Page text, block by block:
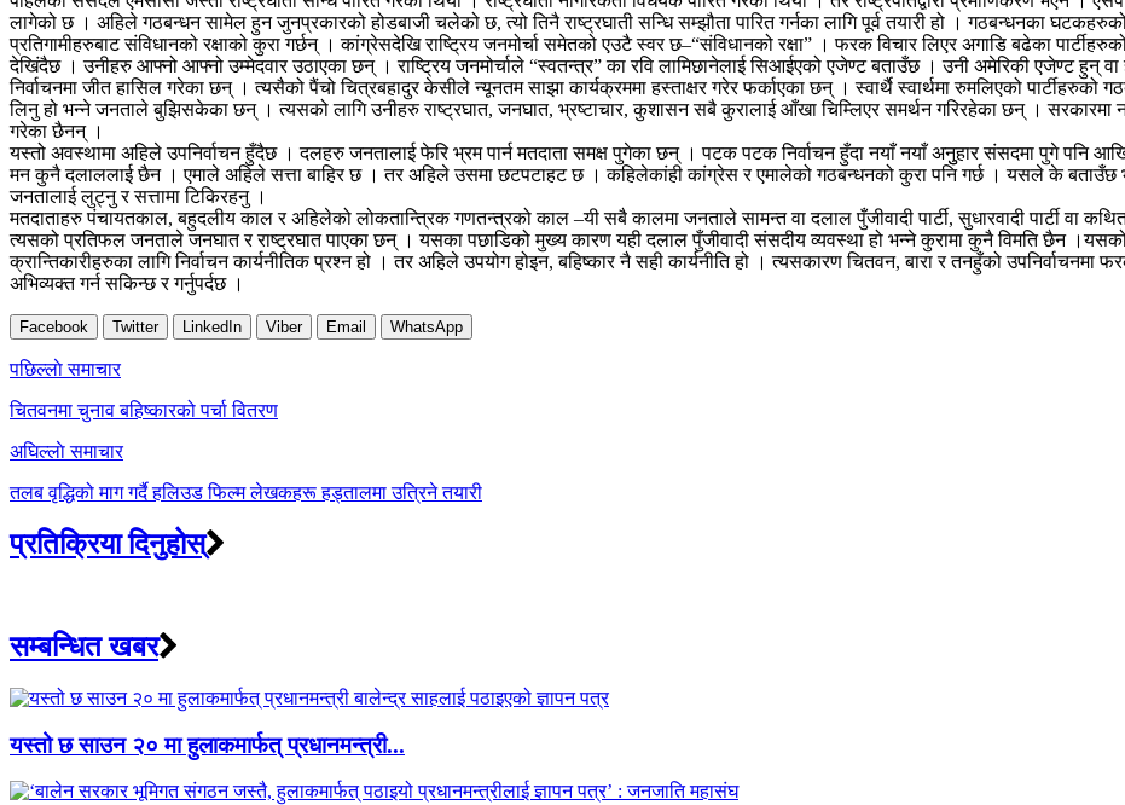
लागेको छ । अहिले गठबन्धन सामेल हुन जुनप्रकारको होडबाजी चलेको छ, त्यो तिनै राष्ट्रघाती सन्धि सम्झौता पारित गर्नका लागि पूर्व तयारी हो । गठबन्धनका
प्रतिगामीहरुबाट संविधानको रक्षाको कुरा गर्छन् । कांग्रेसदेखि राष्ट्रिय जनमोर्चा समेतको एउटै स्वर छ–“संविधानको रक्षा” । फरक विचार लिएर अगाडि बढेका
देखिंदैछ । उनीहरु आफ्नो आफ्नो उम्मेदवार उठाएका छन् । राष्ट्रिय जनमोर्चाले “स्वतन्त्र” का रवि लामिछानेलाई सिआईएको एजेण्ट बताउँछ । उनी अमेरिकी एजेण्ट हुन्
निर्वाचनमा जीत हासिल गरेका छन् । त्यसैको पैंचो चित्रबहादुर केसीले न्यूनतम साझा कार्यक्रममा हस्ताक्षर गरेर फर्काएका छन् । स्वार्थै स्वार्थमा रुमलिएको पार्टीहरुको
लिनु हो भन्ने जनताले बुझिसकेका छन् । त्यसको लागि उनीहरु राष्ट्रघात, जनघात, भ्रष्टाचार, कुशासन सबै कुरालाई आँखा चिम्लिएर समर्थन गरिरहेका छन् । सरकारमा
गरेका छैनन् ।
यस्तो अवस्थामा अहिले उपनिर्वाचन हुँदैछ । दलहरु जनतालाई फेरि भ्रम पार्न मतदाता समक्ष पुगेका छन् । पटक पटक निर्वाचन हुँदा नयाँ नयाँ अनुुहार संसदमा पुगे पनि
मन कुनै दलाललाई छैन । एमाले अहिले सत्ता बाहिर छ । तर अहिले उसमा छटपटाहट छ । कहिलेकांही कांग्रेस र एमालेको गठबन्धनको कुरा पनि गर्छ । यसले के बताउँछ
जनतालाई लुट्नु र सत्तामा टिकिरहनु ।
मतदाताहरु पंचायतकाल, बहुदलीय काल र अहिलेको लोकतान्त्रिक गणतन्त्रको काल –यी सबै कालमा जनताले सामन्त वा दलाल पुँजीवादी पार्टी, सुधारवादी पार्टी वा
त्यसको प्रतिफल जनताले जनघात र राष्ट्रघात पाएका छन् । यसका पछाडिको मुख्य कारण यही दलाल पुँजीवादी संसदीय व्यवस्था हो भन्ने कुरामा कुनै विमति छैन
क्रान्तिकारीहरुका लागि निर्वाचन कार्यनीतिक प्रश्न हो । तर अहिले उपयोग होइन, बहिष्कार नै सही कार्यनीति हो । त्यसकारण चितवन, बारा र तनहुँको उपनिर्वाचनमा
अभिव्यक्त गर्न सकिन्छ र गर्नुपर्दछ ।
Facebook Twitter LinkedIn Viber Email WhatsApp
Post
navigation
पछिल्लाे समाचार
चितवनमा चुनाव बहिष्कारको पर्चा वितरण
अघिल्लाे समाचार
तलब वृद्धिको माग गर्दै हलिउड फिल्म लेखकहरू हड्तालमा उत्रिने तयारी
प्रतिक्रिया दिनुहोस्
सम्बन्धित खबर
यस्तो छ साउन २० मा हुलाकमार्फत् प्रधानमन्त्री...